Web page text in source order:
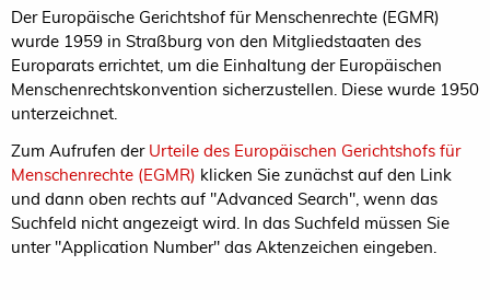
Der Europäische Gerichtshof für Menschenrechte (EGMR)
wurde 1959 in Straßburg von den Mitgliedstaaten des
Europarats errichtet, um die Einhaltung der Europäischen
Menschenrechtskonvention sicherzustellen. Diese wurde 1950
unterzeichnet.
Zum Aufrufen der Urteile des Europäischen Gerichtshofs für
Menschenrechte (EGMR) klicken Sie zunächst auf den Link
und dann oben rechts auf "Advanced Search", wenn das
Suchfeld nicht angezeigt wird. In das Suchfeld müssen Sie
unter "Application Number" das Aktenzeichen eingeben.